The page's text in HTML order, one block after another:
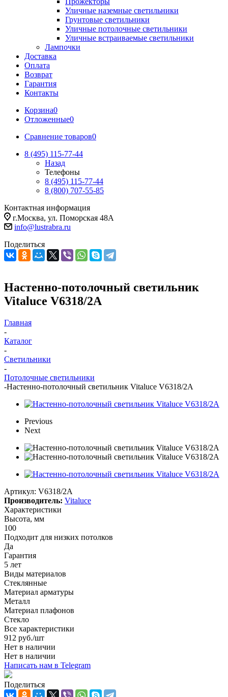
Уличные наземные светильники
Грунтовые светильники
Уличные потолочные светильники
Уличные встраиваемые светильники
Лампочки
Доставка
Оплата
Возврат
Гарантия
Контакты
Корзина0
Отложенные0
Сравнение товаров0
8 (495) 115-77-44
Назад
Телефоны
8 (495) 115-77-44
8 (800) 707-55-85
Контактная информация
г.Москва, ул. Поморская 48А
info@lustrabra.ru
Поделиться
Настенно-потолочный светильник
Vitaluce V6318/2A
Главная
-
Каталог
-
Светильники
-
Потолочные светильники
-Настенно-потолочный светильник Vitaluce V6318/2A
Previous
Next
Артикул: V6318/2A
Производитель: Vitaluce
Характеристики
Высота, мм
100
Подходит для низких потолков
Да
Гарантия
5 лет
Виды материалов
Стеклянные
Материал арматуры
Металл
Материал плафонов
Стекло
Все характеристики
912 руб./шт
Нет в наличии
Нет в наличии
Написать нам в Telegram
Поделиться